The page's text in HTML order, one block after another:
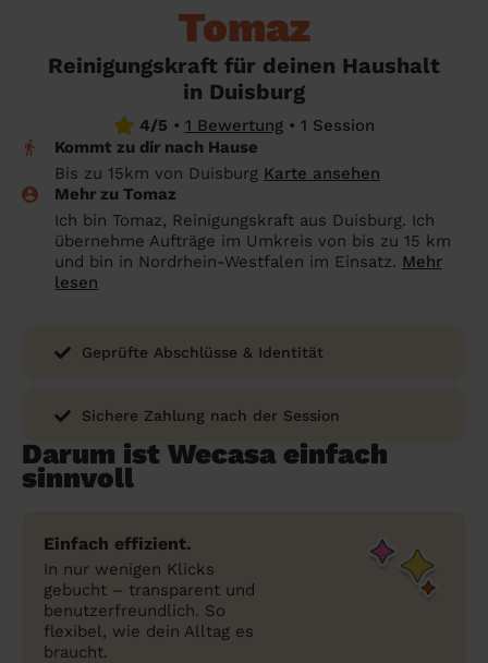
Tomaz
Reinigungskraft für deinen Haushalt
in Duisburg
4/5 • 1 Bewertung • 1 Session
Kommt zu dir nach Hause
Bis zu 15km von Duisburg Karte ansehen
Mehr zu Tomaz
Ich bin Tomaz, Reinigungskraft aus Duisburg. Ich
übernehme Aufträge im Umkreis von bis zu 15 km
und bin in Nordrhein-Westfalen im Einsatz. Mehr
lesen
Geprüfte Abschlüsse & Identität
Sichere Zahlung nach der Session
Darum ist Wecasa einfach
sinnvoll
Einfach effizient.
In nur wenigen Klicks
gebucht – transparent und
benutzerfreundlich. So
flexibel, wie dein Alltag es
braucht.
Überall in Deutschland
Städte
Wuppertal
Oberhausen
Hagen
Hamm
Die Regionen
Unsere Artikel haushaltshilfe
Endreinigung Ferienwohnung: Was du
wissen solltest
Haushaltshilfe anmelden: Lohnt es sich?
Putzfrau Stundenlohn 2026: Was kostet
eine Reinigungskraft wirklich?
Was verdient eine Putzfrau schwarz -
Kosten, Risiken und warum sich legale
Alternativen mehr lohnen